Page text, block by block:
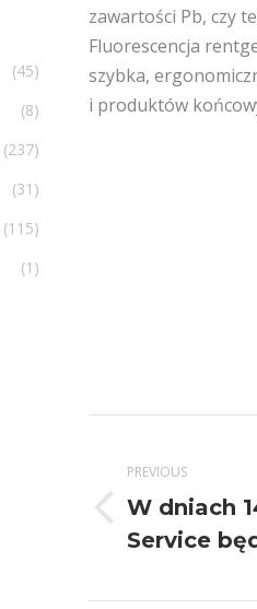
zawartości Pb, czy
Fluorescencja
szybka,
i produktów
PREVIOUS
Previous
post:
W dniach
Service
(45)
(8)
(237)
(31)
(115)
(1)